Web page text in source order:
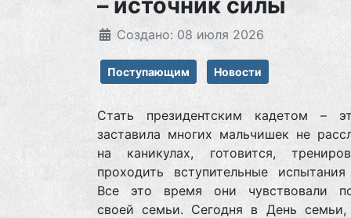
Создано: 08 июля 2026
Поступающим Новости
Стать президентским кадетом –
заставила многих мальчишек не
на каникулах, готовится,
проходить вступительные
Все это время они чувствовали
своей семьи. Сегодня в День